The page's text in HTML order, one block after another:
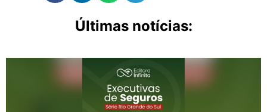
Últimas notícias: